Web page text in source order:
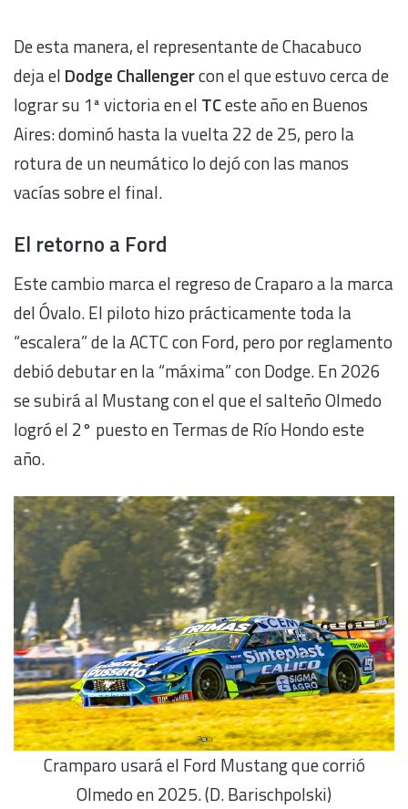
De esta manera, el representante de Chacabuco
deja el Dodge Challengercon el que estuvo cerca de
lograr su 1ª victoria en el TCeste año en Buenos
Aires: dominó hasta la vuelta 22 de 25, pero la
rotura de un neumático lo dejó con las manos
vacías sobre el final.
El retorno a Ford
Este cambio marca el regreso de Craparo a la marca
del Óvalo. El piloto hizo prácticamente toda la
“escalera” de la ACTC con Ford, pero por reglamento
debió debutar en la “máxima” con Dodge. En 2026
se subirá al Mustang con el que el salteño Olmedo
logró el 2° puesto en Termas de Río Hondo este
año.
Cramparo usará el Ford Mustang que corrió
Olmedo en 2025. (D. Barischpolski)